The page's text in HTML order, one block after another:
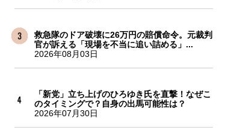
救急隊のドア破壊に26万円の賠償命令。元裁判
官が訴える「現場を不当に追い詰める」...
2026年08月03日
「新党」立ち上げのひろゆき氏を直撃！なぜこ
のタイミングで？自身の出馬可能性は？
2026年07月30日